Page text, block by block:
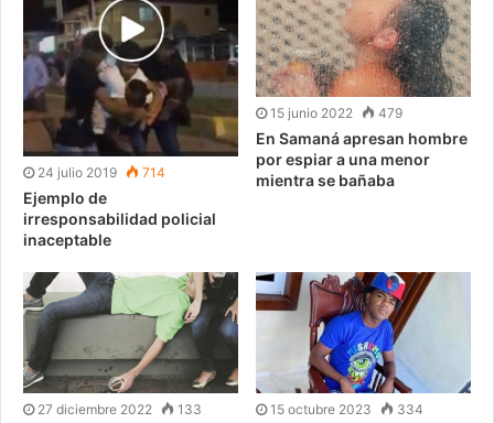
24 julio 2019 714
Ejemplo de
irresponsabilidad policial
inaceptable
15 junio 2022 479
En Samaná apresan hombre
por espiar a una menor
mientra se bañaba
27 diciembre 2022 133 15 octubre 2023 334